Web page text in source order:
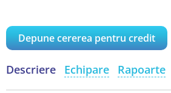
Depune cererea pentru credit
Descriere Echipare Rapoarte